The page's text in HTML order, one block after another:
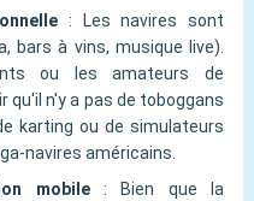
:
Les navires sont
bars à vins, musique live).
ou les amateurs de
n'y a pas de toboggans
karting ou de simulateurs
navires américains.
mobile
:
Bien que la